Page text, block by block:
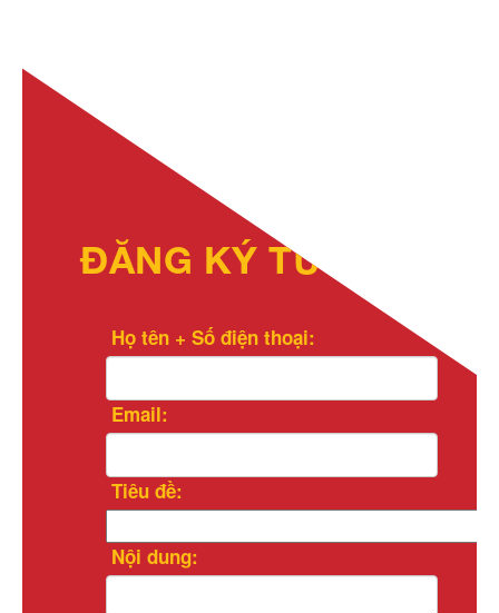
ĐĂNG KÝ TƯ VẤN
Họ tên + Số điện thoại:
Email:
Tiêu đề:
Nội dung: